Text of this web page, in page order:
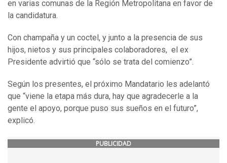
en varias comunas de la Región Metropolitana en favor de
la candidatura.
Con champaña y un coctel, y junto a la presencia de sus
hijos, nietos y sus principales colaboradores, el ex
Presidente advirtió que “sólo se trata del comienzo”.
Según los presentes, el próximo Mandatario les adelantó
que “viene la etapa más dura, hay que agradecerle a la
gente el apoyo, porque puso sus sueños en el futuro”,
explicó.
PUBLICIDAD